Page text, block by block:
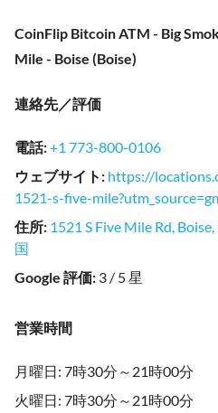
CoinFlip Bitcoin ATM - Big
Mile - Boise (Boise)
連絡先／評価
電話:+1 773-800-0106
ウェブサイト : https://
1521-s-five-
住所: 1521 S Five Mile Rd,
国
Google 評価: 3 / 5 星
営業時間
月曜日: 7時30分～21時00分
火曜日: 7時30分～21時00分